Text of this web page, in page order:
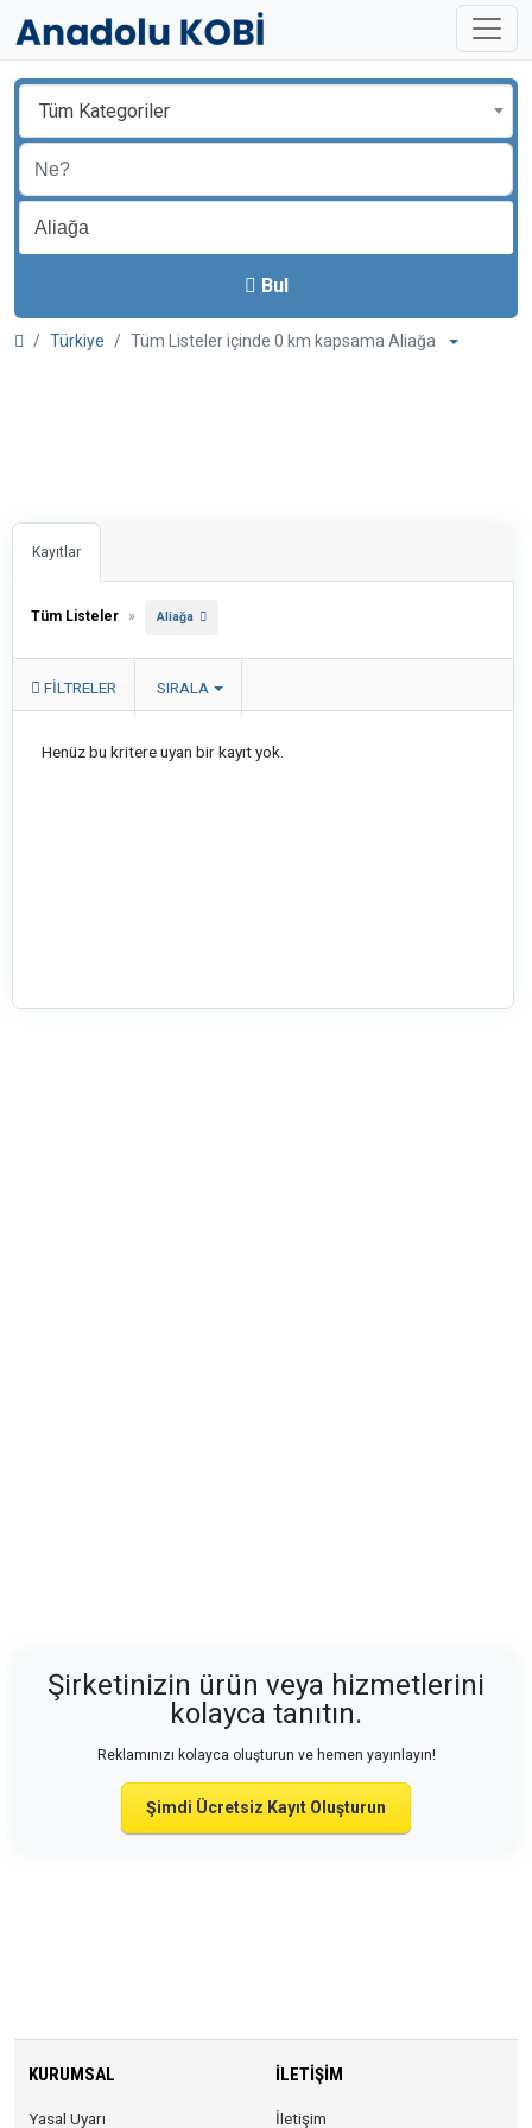
Tüm Kategoriler
Bul
Türkiye Tüm Listeler içinde 0 km kapsama Aliağa
Kayıtlar
Tüm Listeler » Aliağa
FILTRELER SIRALA
Henüz bu kritere uyan bir kayıt yok.
Şirketinizin ürün veya hizmetlerini
kolayca tanıtın.
Reklamınızı kolayca oluşturun ve hemen yayınlayın!
Şimdi Ücretsiz Kayıt Oluşturun
KURUMSAL
Yasal Uyarı
İLETIŞIM
İletişim